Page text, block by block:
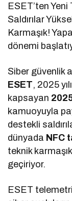
ESET’ten
Saldırılar
Karmaşık!
dönemi
Siber güvenlik
ESET, 2025
kapsayan
kamuoyuyla
destekli
dünyada NFC
teknik
geçiriyor.
ESET telemetri